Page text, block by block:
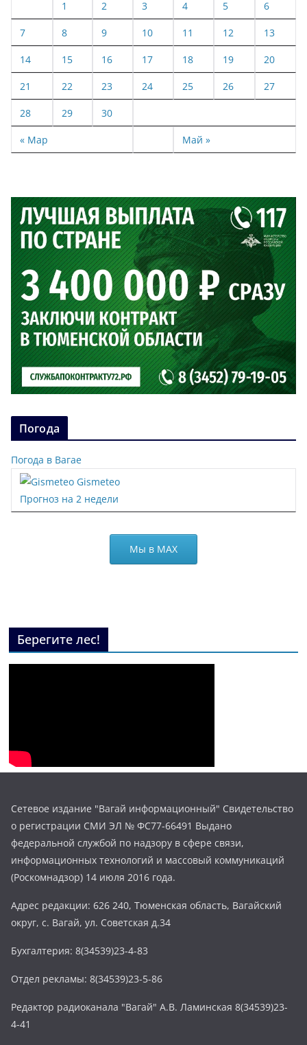
« Мар Май »
1 2 3 4 5 6
7 8 9 10 11 12 13
14 15 16 17 18 19 20
21 22 23 24 25 26 27
28 29 30
Погода
Погода в Вагае
Gismeteo
Прогноз на 2 недели
Мы в МАХ
Берегите лес!
Сетевое издание "Вагай информационный" Свидетельство
о регистрации СМИ ЭЛ № ФС77-66491 Выдано
федеральной службой по надзору в сфере связи,
информационных технологий и массовый коммуникаций
(Роскомнадзор) 14 июля 2016 года.
Адрес редакции: 626 240, Тюменская область, Вагайский
округ, с. Вагай, ул. Советская д.34
Бухгалтерия: 8(34539)23-4-83
Отдел рекламы: 8(34539)23-5-86
Редактор радиоканала "Вагай" А.В. Ламинская 8(34539)23-
4-41